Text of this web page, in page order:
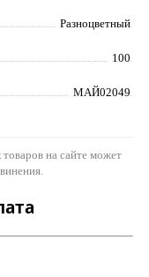
Разноцветный
100
МАЙ02049
на сайте может